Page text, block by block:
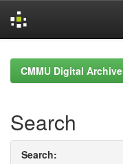
navigationCMMU Digital Archive
Search
Search: